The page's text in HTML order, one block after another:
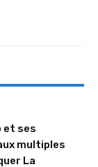
et ses
multiples
La